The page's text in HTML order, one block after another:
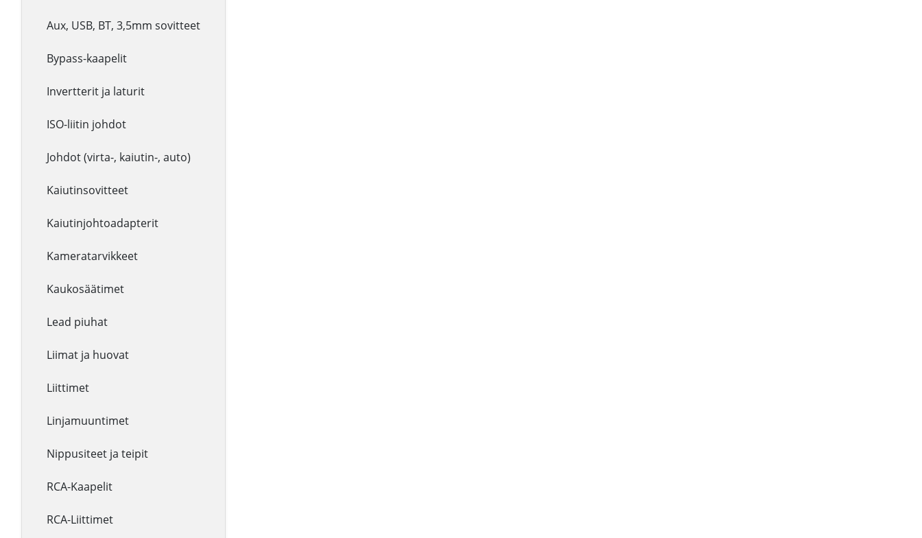
Aux, USB, BT, 3,5mm sovitteet
Bypass-kaapelit
Invertterit ja laturit
ISO-liitin johdot
Johdot (virta-, kaiutin-, auto)
Kaiutinsovitteet
Kaiutinjohtoadapterit
Kameratarvikkeet
Kaukosäätimet
Lead piuhat
Liimat ja huovat
Liittimet
Linjamuuntimet
Nippusiteet ja teipit
RCA-Kaapelit
RCA-Liittimet